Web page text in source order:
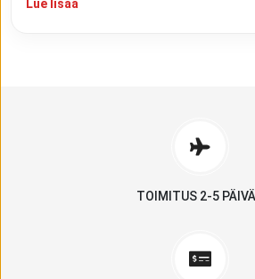
Lue lisää
TOIMITUS 2-5